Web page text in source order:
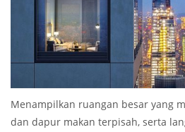
Menampilkan ruangan besar yang
dan dapur makan terpisah, serta